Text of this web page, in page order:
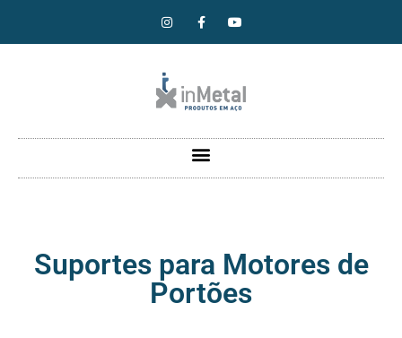
Suportes para Motores de
Portões